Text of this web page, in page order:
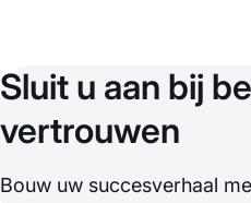
Sluit u aan bij
vertrouwen
Bouw uw succesverhaal